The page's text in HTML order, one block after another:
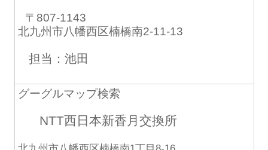
〒807-1143
北九州市八幡西区楠橋南2-11-13
担当：池田
グーグルマップ検索
NTT西日本新香月交換所